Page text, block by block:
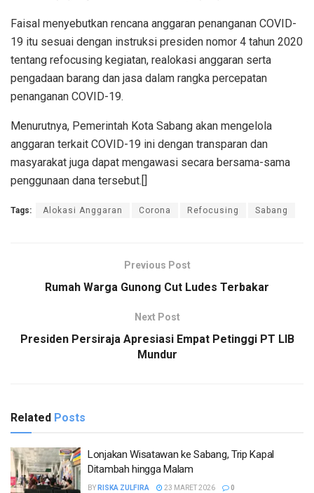
Faisal menyebutkan rencana anggaran penanganan COVID-
19 itu sesuai dengan instruksi presiden nomor 4 tahun 2020
tentang refocusing kegiatan, realokasi anggaran serta
pengadaan barang dan jasa dalam rangka percepatan
penanganan COVID-19.
Menurutnya, Pemerintah Kota Sabang akan mengelola
anggaran terkait COVID-19 ini dengan transparan dan
masyarakat juga dapat mengawasi secara bersama-sama
penggunaan dana tersebut.[]
Tags: Alokasi Anggaran Corona Refocusing Sabang
Previous Post
Rumah Warga Gunong Cut Ludes Terbakar
Next Post
Presiden Persiraja Apresiasi Empat Petinggi PT LIB
Mundur
Related Posts
Lonjakan Wisatawan ke Sabang, Trip Kapal
Ditambah hingga Malam
BY RISKA ZULFIRA 23 MARET 2026 0